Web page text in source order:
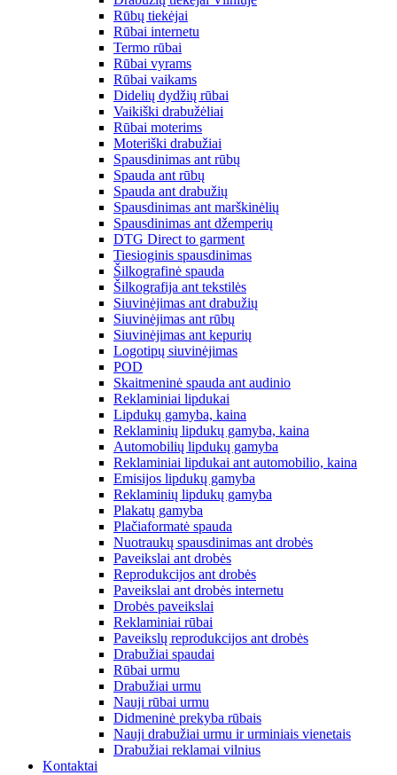
Rūbų tiekėjai
Rūbai internetu
Termo rūbai
Rūbai vyrams
Rūbai vaikams
Didelių dydžių rūbai
Vaikiški drabužėliai
Rūbai moterims
Moteriški drabužiai
Spausdinimas ant rūbų
Spauda ant rūbų
Spauda ant drabužių
Spausdinimas ant marškinėlių
Spausdinimas ant džemperių
DTG Direct to garment
Tiesioginis spausdinimas
Šilkografinė spauda
Šilkografija ant tekstilės
Siuvinėjimas ant drabužių
Siuvinėjimas ant rūbų
Siuvinėjimas ant kepurių
Logotipų siuvinėjimas
POD
Skaitmeninė spauda ant audinio
Reklaminiai lipdukai
Lipdukų gamyba, kaina
Reklaminių lipdukų gamyba, kaina
Automobilių lipdukų gamyba
Reklaminiai lipdukai ant automobilio, kaina
Emisijos lipdukų gamyba
Reklaminių lipdukų gamyba
Plakatų gamyba
Plačiaformatė spauda
Nuotraukų spausdinimas ant drobės
Paveikslai ant drobės
Reprodukcijos ant drobės
Paveikslai ant drobės internetu
Drobės paveikslai
Reklaminiai rūbai
Paveikslų reprodukcijos ant drobės
Drabužiai spaudai
Rūbai urmu
Drabužiai urmu
Nauji rūbai urmu
Didmeninė prekyba rūbais
Nauji drabužiai urmu ir urminiais vienetais
Drabužiai reklamai vilnius
Kontaktai